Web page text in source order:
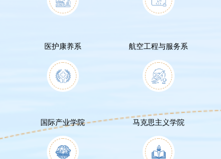
医护康养系 航空工程与服务系
国际产业学院 马克思主义学院